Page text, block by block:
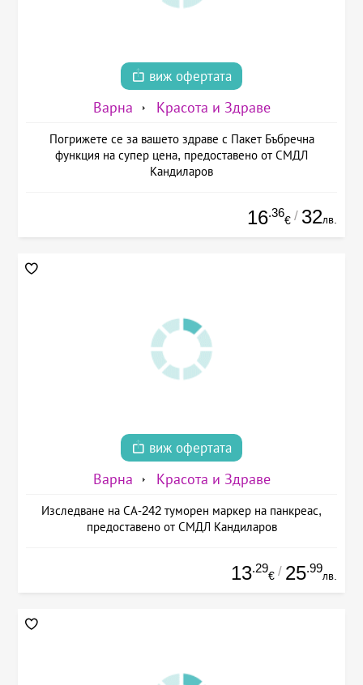
виж офертата
Варна Красота и Здраве
Погрижете се за вашето здраве с Пакет Бъбречна
функция на супер цена, предоставено от СМДЛ
Кандиларов
16.36
€ / 32лв.
виж офертата
Варна Красота и Здраве
Изследване на СА-242 туморен маркер на панкреас,
предоставено от СМДЛ Кандиларов
13.29
€ / 25.99
лв.